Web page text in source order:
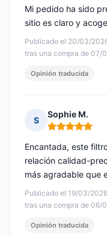
Publicado el 20/03/
tras una compra de 07/
Mi pedido ha sido
sitio es claro y
Opinión traducida
S
Sophie M.
Nota: 5 de 5
Publicado el 19/03/
tras una compra de 06/
Encantada, este
relación calidad-
más agradable que
Opinión traducida